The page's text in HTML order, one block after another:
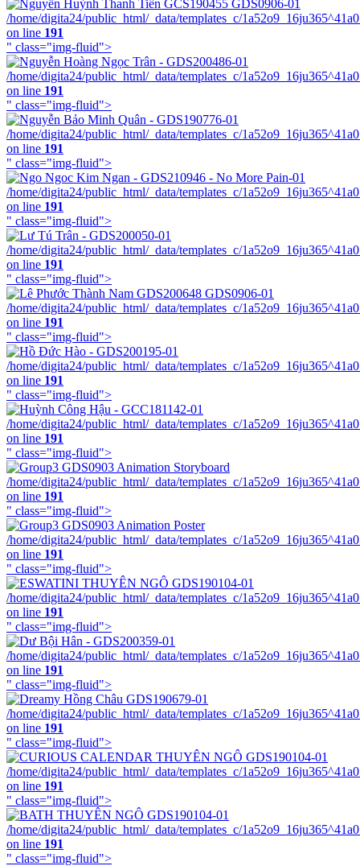
/home/digita24/public_html/_data/templates_c/
on line 191
" class="img-fluid">
/home/digita24/public_html/_data/templates_c/
on line 191
" class="img-fluid">
/home/digita24/public_html/_data/templates_c/
on line 191
" class="img-fluid">
/home/digita24/public_html/_data/templates_c/
on line 191
" class="img-fluid">
/home/digita24/public_html/_data/templates_c/
on line 191
" class="img-fluid">
/home/digita24/public_html/_data/templates_c/
on line 191
" class="img-fluid">
/home/digita24/public_html/_data/templates_c/
on line 191
" class="img-fluid">
/home/digita24/public_html/_data/templates_c/
on line 191
" class="img-fluid">
/home/digita24/public_html/_data/templates_c/
on line 191
" class="img-fluid">
/home/digita24/public_html/_data/templates_c/
on line 191
" class="img-fluid">
/home/digita24/public_html/_data/templates_c/
on line 191
" class="img-fluid">
/home/digita24/public_html/_data/templates_c/
on line 191
" class="img-fluid">
/home/digita24/public_html/_data/templates_c/
on line 191
" class="img-fluid">
/home/digita24/public_html/_data/templates_c/
on line 191
" class="img-fluid">
/home/digita24/public_html/_data/templates_c/
on line 191
" class="img-fluid">